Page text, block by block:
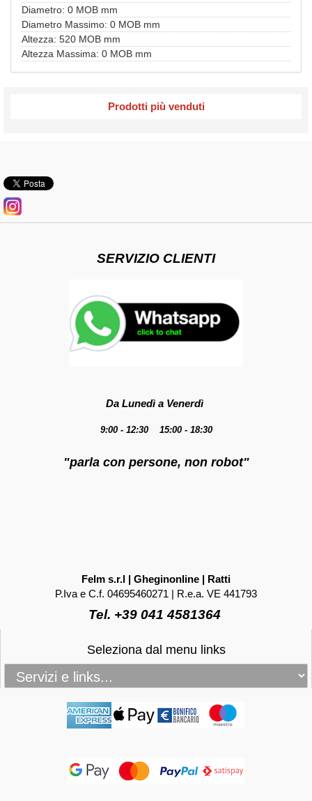
Diametro: 0 MOB mm
Diametro Massimo: 0 MOB mm
Altezza: 520 MOB mm
Altezza Massima: 0 MOB mm
Prodotti più venduti
SERVIZIO CLIENTI
Da Lunedì a Venerdì
9:00 - 12:30 15:00 - 18:30
"parla con persone, non robot"
Felm s.r.l | Gheginonline | Ratti
P.Iva e C.f. 04695460271 | R.e.a. VE 441793
Tel. +39 041 4581364
Seleziona dal menu links